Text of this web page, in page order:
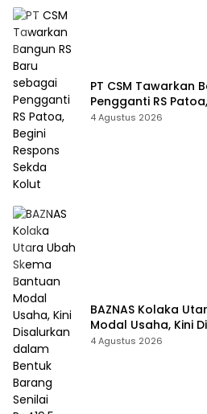
PT CSM Tawarkan
Pengganti RS
Kolut
4 Agustus 2026
BAZNAS Kolaka
Modal Usaha, Kini
Barang Senilai
4 Agustus 2026